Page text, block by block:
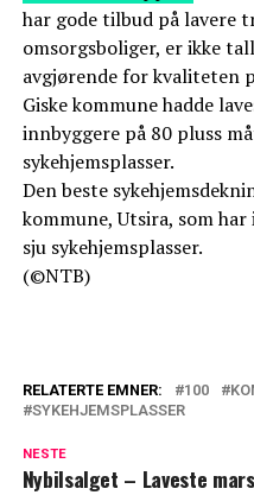
har gode tilbud på lavere
omsorgsboliger, er ikke
avgjørende for kvaliteten
Giske kommune hadde
innbyggere på 80 pluss
sykehjemsplasser.
Den beste
kommune, Utsira, som
sju sykehjemsplasser.
(©NTB)
RELATERTE EMNER: 100
SYKEHJEMSPLASSER
NESTE
Nybilsalget – Laveste